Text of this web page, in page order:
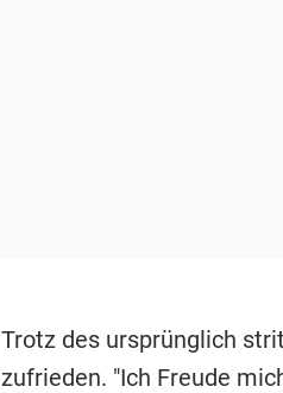
Trotz des ursprünglich
zufrieden. "Ich Freude